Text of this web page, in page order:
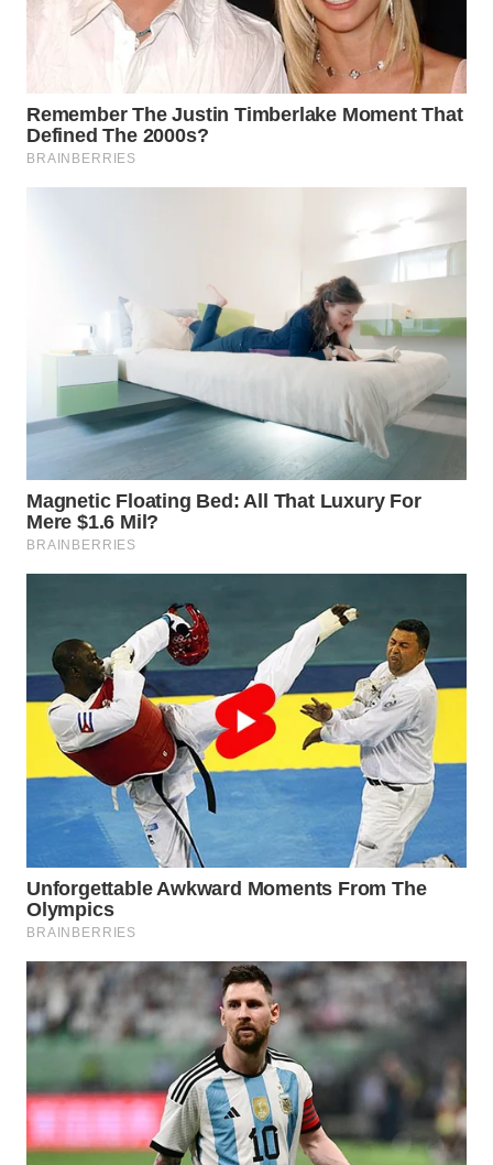
WN
BEKASI
TAPANULI
UTARA
SAMOSIR
WN
PADANG
WN
SUMEDANG
WN
CIANJUR
WN
KEPULAUAN
SERIBU
WN
WN
BINJAI
WN
CIREBON